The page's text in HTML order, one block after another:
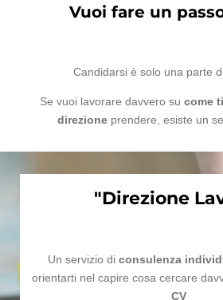
Vuoi fare un
Candidarsi è solo una parte
Se vuoi lavorare davvero su come
direzione prendere, esiste un
"Direzione
Un servizio di consulenza
orientarti nel capire cosa cercare
CV